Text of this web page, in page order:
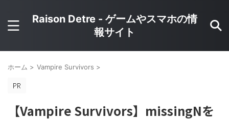
Raison Detre - ゲームやスマホの情
報サイト
ホーム > Vampire Survivors >
【Vampire Survivors】missingNを